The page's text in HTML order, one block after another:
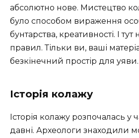
абсолютно нове. Мистецтво
було способом вираження
бунтарства, креативності. І
правил. Тільки ви, ваші
безкінечний простір для уяви.
Історія колажу
Історія колажу розпочалась у
давні. Археологи знаходили